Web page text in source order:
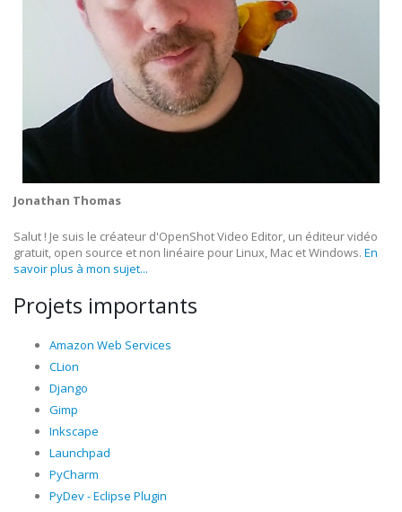
Jonathan Thomas
Salut ! Je suis le créateur d'OpenShot Video Editor, un éditeur vidéo
gratuit, open source et non linéaire pour Linux, Mac et Windows. En
savoir plus à mon sujet...
Projets importants
Amazon Web Services
CLion
Django
Gimp
Inkscape
Launchpad
PyCharm
PyDev - Eclipse Plugin